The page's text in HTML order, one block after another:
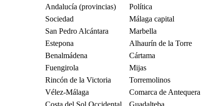
Andalucía (provincias)
Política
Sociedad
Málaga capital
San Pedro Alcántara
Marbella
Estepona
Alhaurín de la Torre
Benalmádena
Cártama
Fuengirola
Mijas
Rincón de la Victoria
Torremolinos
Vélez-Málaga
Comarca de Antequera
Costa del Sol Occidental
Guadalteba